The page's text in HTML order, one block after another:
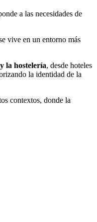
a las necesidades de
vive en un entorno más
la hostelería, desde hoteles
la identidad de la
contextos, donde la